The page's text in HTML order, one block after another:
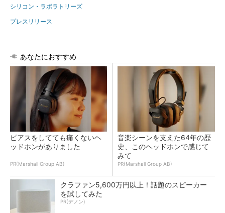
シリコン・ラボラトリーズ
プレスリリース
あなたにおすすめ
ピアスをしてても痛くないヘ
ッドホンがありました
PR(Marshall Group AB)
音楽シーンを支えた64年の歴
史、このヘッドホンで感じて
みて
PR(Marshall Group AB)
クラファン5,600万円以上！話題のスピーカー
を試してみた
PR(デノン)